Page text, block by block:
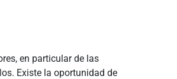
en particular de las
Existe la oportunidad de